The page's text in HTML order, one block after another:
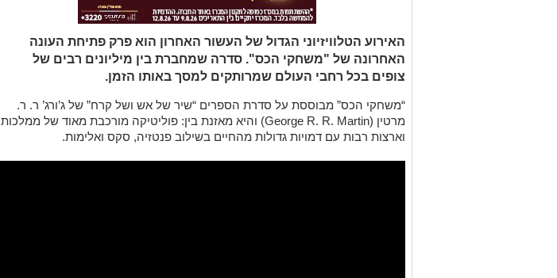
האירוע הטלוויזיוני הגדול של העשור האחרון הוא פרק פתיחת העונה
האחרונה של "משחקי הכס". סדרה שמחברת בין מיליונים רבים של
צופים בכל רחבי העולם שמרותקים למסך באותו הזמן.
“משחקי הכס” מבוססת על סדרת הספרים “שיר של אש ושל קרח” של ג’ורג’ ר. ר.
מרטין (George R. R. Martin) והיא מאזנת בין: פוליטיקה מורכבת מאוד של ממלכות
וארצות רבות עם דמויות גדולות מהחיים בשילוב פנטזיה, סקס ואלימות.